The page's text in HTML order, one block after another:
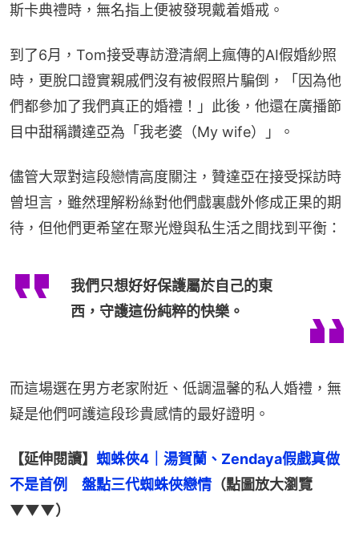
斯卡典禮時，無名指上便被發現戴着婚戒。
到了6月，Tom接受專訪澄清網上瘋傳的AI假婚紗照
時，更脫口證實親戚們沒有被假照片騙倒，「因為他
們都參加了我們真正的婚禮！」此後，他還在廣播節
目中甜稱讚達亞為「我老婆（My wife）」。
儘管大眾對這段戀情高度關注，贊達亞在接受採訪時
曾坦言，雖然理解粉絲對他們戲裏戲外修成正果的期
待，但他們更希望在聚光燈與私生活之間找到平衡：
我們只想好好保護屬於自己的東
西，守護這份純粹的快樂。
而這場選在男方老家附近、低調温馨的私人婚禮，無
疑是他們呵護這段珍貴感情的最好證明。
【延伸閱讀】 蜘蛛俠4｜湯賀蘭、Zendaya假戲真做
不是首例　盤點三代蜘蛛俠戀情 （點圖放大瀏覽
▼▼▼）